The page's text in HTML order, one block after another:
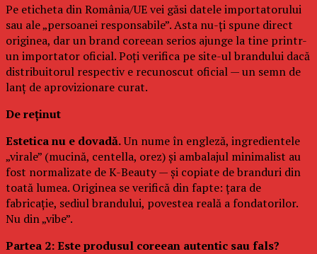
Pe eticheta din România/UE vei găsi datele importatorului
sau ale „persoanei responsabile”. Asta nu-ți spune direct
originea, dar un brand coreean serios ajunge la tine printr-
un importator oficial. Poți verifica pe site-ul brandului dacă
distribuitorul respectiv e recunoscut oficial — un semn de
lanț de aprovizionare curat.
De reținut
Estetica nu e dovadă.Un nume în engleză, ingredientele
„virale” (mucină, centella, orez) și ambalajul minimalist au
fost normalizate de K-Beauty — și copiate de branduri din
toată lumea. Originea se verifică din fapte: țara de
fabricație, sediul brandului, povestea reală a fondatorilor.
Nu din „vibe”.
Partea 2: Este produsul coreean autentic sau fals?